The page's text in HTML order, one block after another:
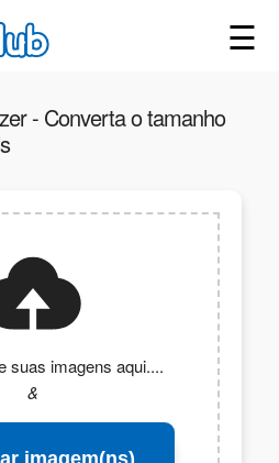
☰
- Converta o tamanho
suas imagens aqui....
&
imagem(ns)